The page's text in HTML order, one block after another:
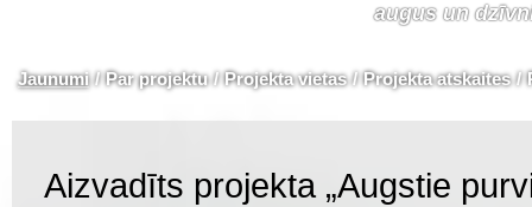
augus un
Jaunumi / Par projektu / Projekta vietas / Projekta atskaites /
Aizvadīts projekta „Augstie